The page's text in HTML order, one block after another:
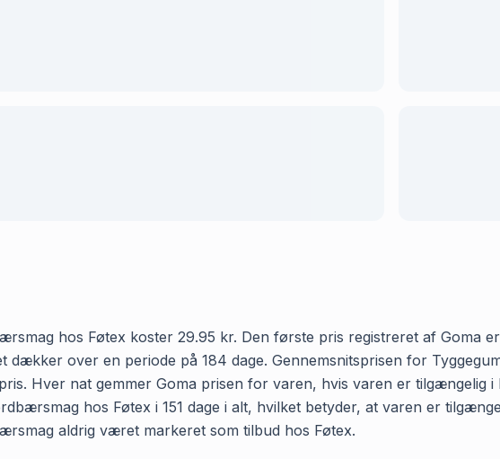
hos Føtex koster 29.95 kr. Den første pris registreret af Goma
dækker over en periode på 184 dage. Gennemsnitsprisen for
Hver nat gemmer Goma prisen for varen, hvis varen er tilgængelig
hos Føtex i 151 dage i alt, hvilket betyder, at varen er
aldrig været markeret som tilbud hos Føtex.